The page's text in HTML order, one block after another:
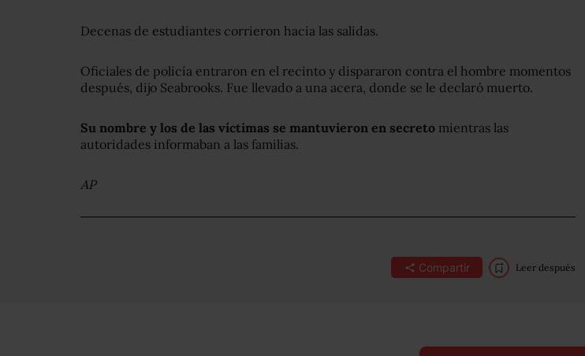
Decenas de estudiantes corrieron hacia las salidas.
Oficiales de policía entraron en el recinto y dispararon contra el hombre momentos
después, dijo Seabrooks. Fue llevado a una acera, donde se le declaró muerto.
Su nombre y los de las víctimas se mantuvieron en secreto mientras las
autoridades informaban a las familias.
AP
Compartir Leer después